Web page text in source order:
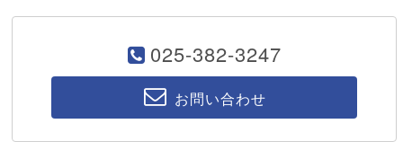
025-382-3247
お問い合わせ